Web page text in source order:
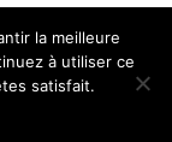
réservés |
la meilleure
à utiliser ce
satisfait.